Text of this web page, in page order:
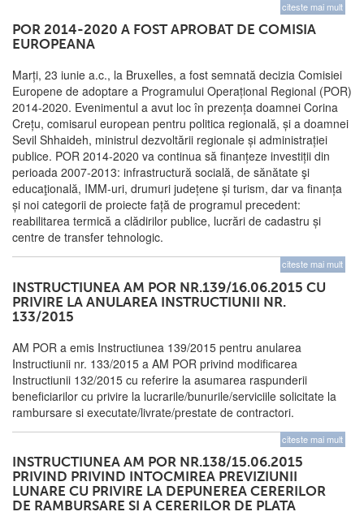
citeste mai mult
POR 2014-2020 A FOST APROBAT DE COMISIA
EUROPEANA
Marți, 23 iunie a.c., la Bruxelles, a fost semnată decizia Comisiei
Europene de adoptare a Programului Operațional Regional (POR)
2014-2020. Evenimentul a avut loc în prezența doamnei Corina
Crețu, comisarul european pentru politica regională, și a doamnei
Sevil Shhaideh, ministrul dezvoltării regionale și administrației
publice. POR 2014-2020 va continua să finanțeze investiții din
perioada 2007-2013: infrastructură socială, de sănătate şi
educaţională, IMM-uri, drumuri județene și turism, dar va finanța
și noi categorii de proiecte față de programul precedent:
reabilitarea termică a clădirilor publice, lucrări de cadastru și
centre de transfer tehnologic.
citeste mai mult
INSTRUCTIUNEA AM POR NR.139/16.06.2015 CU
PRIVIRE LA ANULAREA INSTRUCTIUNII NR.
133/2015
AM POR a emis Instructiunea 139/2015 pentru anularea
Instructiunii nr. 133/2015 a AM POR privind modificarea
Instructiunii 132/2015 cu referire la asumarea raspunderii
beneficiarilor cu privire la lucrarile/bunurile/serviciile solicitate la
rambursare si executate/livrate/prestate de contractori.
citeste mai mult
INSTRUCTIUNEA AM POR NR.138/15.06.2015
PRIVIND PRIVIND INTOCMIREA PREVIZIUNII
LUNARE CU PRIVIRE LA DEPUNEREA CERERILOR
DE RAMBURSARE SI A CERERILOR DE PLATA